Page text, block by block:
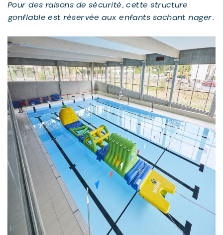
Pour des raisons de sécurité, cette structure
gonflable est réservée aux enfants sachant nager.